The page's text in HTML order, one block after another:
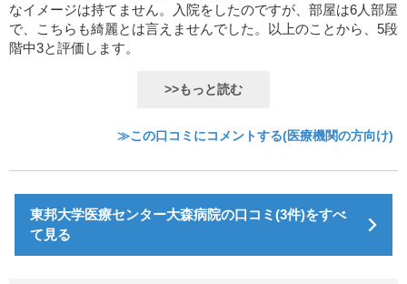
なイメージは持てません。入院をしたのですが、部屋は6人部屋
で、こちらも綺麗とは言えませんでした。以上のことから、5段
階中3と評価します。
>>もっと読む
≫この口コミにコメントする(医療機関の方向け)
東邦大学医療センター大森病院の口コミ(3件)をすべ
て見る